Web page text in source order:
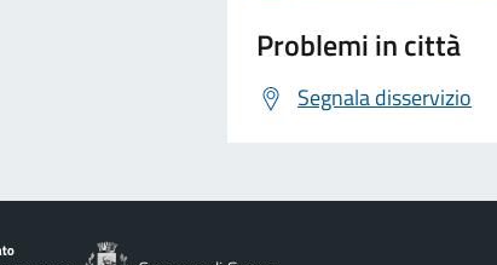
Problemi in città
Segnala disservizio